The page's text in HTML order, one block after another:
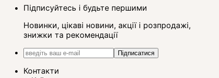
Підписуйтесь і будьте першими
Новинки, цікаві новини, акції і розпродажі,
знижки та рекомендації
Підписатися
Контакти